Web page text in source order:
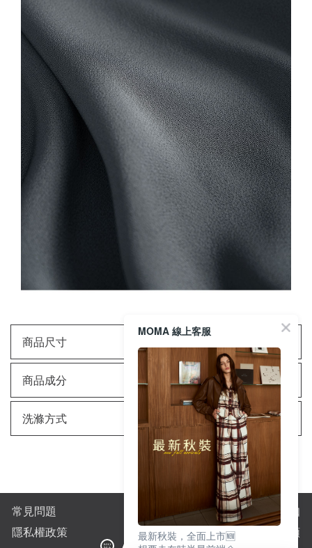
商品尺寸
商品成分
洗滌方式
常見問題
購物須知
隱私權政策
全站商品分類
MOMA 線上客服
最新秋裝，全面上市🆕